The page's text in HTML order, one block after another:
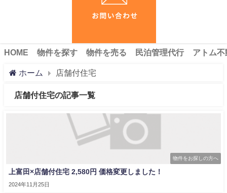
HOME 物件を探す 物件を売る 民泊管理代行 アトム
ホーム 店舗付住宅
店舗付住宅の記事一覧
物件をお探しの方へ
上富田×店舗付住宅 2,580円 価格変更しました！
2024年11月25日